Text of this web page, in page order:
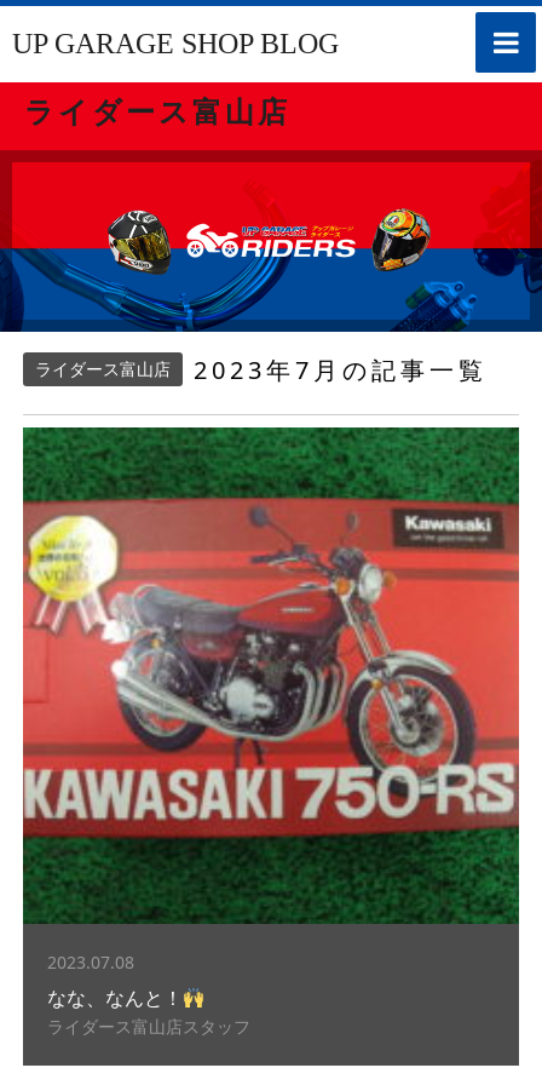
toggle
UP GARAGE SHOP BLOG
ライダース富山店
ライダース富山店 2023年7月の記事一覧
2023.07.08
なな、なんと！
ライダース富山店スタッフ